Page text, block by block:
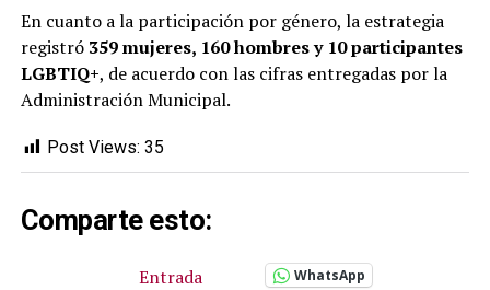
En cuanto a la participación por género, la estrategia
registró 359 mujeres, 160 hombres y 10 participantes
LGBTIQ+, de acuerdo con las cifras entregadas por la
Administración Municipal.
Post Views: 35
Comparte esto:
Entrada WhatsApp